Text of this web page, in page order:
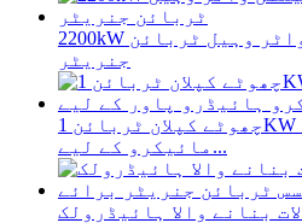
2200kW ہائیڈرو پاور پیلٹن واٹر وہیل ٹربائن
جنریٹر
چھوٹے کپلان ٹربائن 1KW 1.5KW 2KW 3KW 5KW
مائیکرو کے لیے...
بنانے والا ہائیڈرولک